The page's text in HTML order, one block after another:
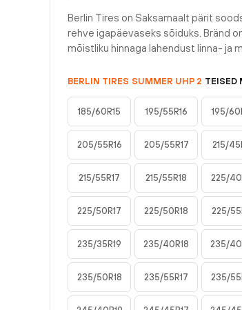
Berlin Tires on Saksamaalt pärit
rehve igapäevaseks sõiduks. Bränd
mõistliku hinnaga lahendust linna- ja
BERLIN TIRES SUMMER UHP 2 TEISED
185/60R15 195/55R16 195/
205/55R16 205/55R17 215/
215/55R17 215/55R18 225/
225/50R17 225/50R18 225/
235/35R19 235/40R18 235/
235/50R18 235/55R17 235/